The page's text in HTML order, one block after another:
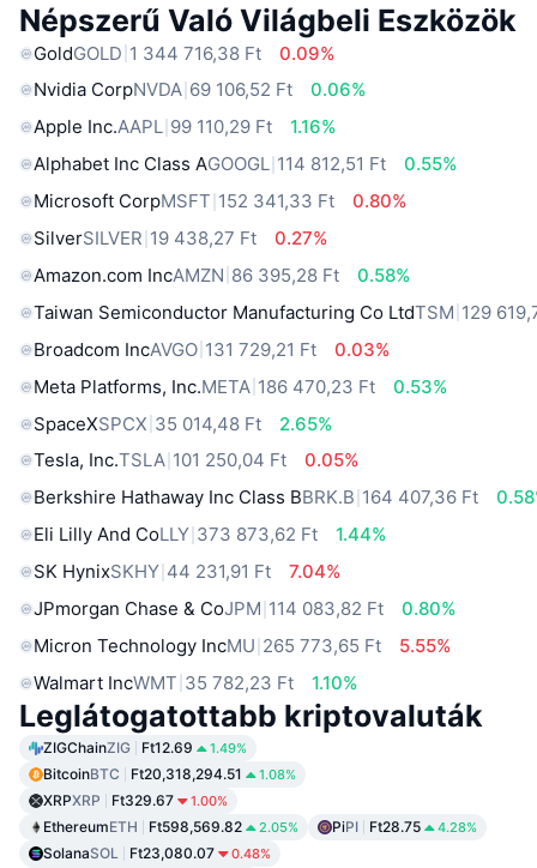
Népszerű Való Világbeli Eszközök
GoldGOLD 1 344 716,38 Ft
0.09%
Nvidia CorpNVDA 69 106,52 Ft
0.06%
Apple Inc.AAPL 99 110,29 Ft
1.16%
Alphabet Inc Class AGOOGL 114 812,51 Ft
0.55%
Microsoft CorpMSFT 152 341,33 Ft
0.80%
SilverSILVER 19 438,27 Ft
0.27%
Amazon.com IncAMZN 86 395,28 Ft
0.58%
Taiwan Semiconductor Manufacturing Co LtdTSM 129
Broadcom IncAVGO 131 729,21 Ft
0.03%
Meta Platforms, Inc.META 186 470,23 Ft
0.53%
SpaceXSPCX 35 014,48 Ft
2.65%
Tesla, Inc.TSLA 101 250,04 Ft
0.05%
Berkshire Hathaway Inc Class BBRK.B 164 407,36 Ft
Eli Lilly And CoLLY 373 873,62 Ft
1.44%
SK HynixSKHY 44 231,91 Ft
7.04%
JPmorgan Chase & CoJPM 114 083,82 Ft
0.80%
Micron Technology IncMU 265 773,65 Ft
5.55%
Walmart IncWMT 35 782,23 Ft 1.10%
Leglátogatottabb kriptovaluták
ZIGChainZIG Ft12.69 1.49%
BitcoinBTC Ft20,318,294.51 1.08%
XRPXRP Ft329.67 1.00%
EthereumETH Ft598,569.82 2.05% PiPI Ft28.75 4.28%
SolanaSOL Ft23,080.07 0.48%